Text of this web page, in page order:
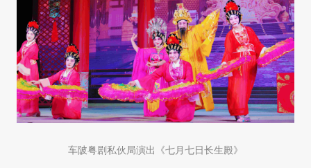
车陂粤剧私伙局演出《七月七日长生殿》